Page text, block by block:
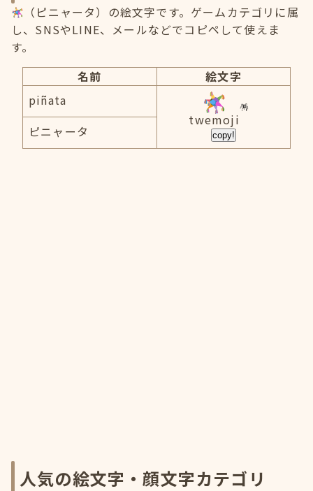
（ピニャータ）の絵文字です。ゲームカテゴリに属
し、SNSやLINE、メールなどでコピペして使えま
す。
名前
絵文字
piñata
twemoji
copy!
ピニャータ
人気の絵文字・顔文字カテゴリ